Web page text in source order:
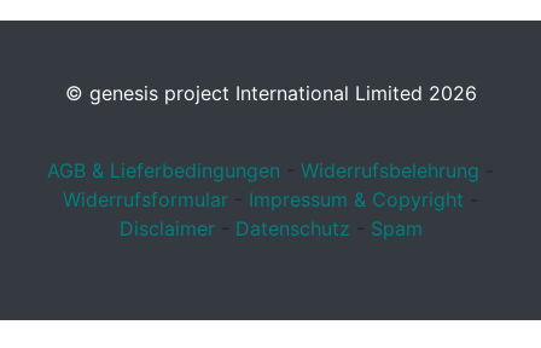
© genesis project International Limited 2026
AGB & Lieferbedingungen Widerrufsbelehrung
Widerrufsformular
Impressum & Copyright
Disclaimer- Datenschutz Spam